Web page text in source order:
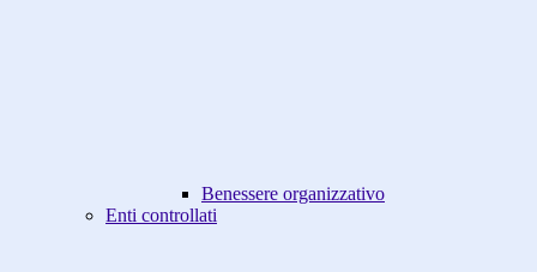
Benessere organizzativo
Enti controllati